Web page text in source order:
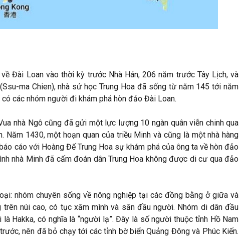
Đài Loan vào thời kỳ trước Nhà Hán, 206 năm trước Tây Lịch, và
ma Chien), nhà sử học Trung Hoa đã sống từ năm 145 tới năm
các nhóm người đi khám phá hòn đảo Đài Loan.
nhà Ngô cũng đã gửi một lực lượng 10 ngàn quân viễn chinh qua
Năm 1430, một hoạn quan của triều Minh và cũng là một nhà hàng
cáo với Hoàng Đế Trung Hoa sự khám phá của ông ta về hòn đảo
nhà Minh đã cấm đoán dân Trung Hoa không được di cư qua đảo
nhóm chuyên sống về nông nghiệp tại các đồng bằng ở giữa và
núi cao, có tục xăm mình và săn đầu người. Nhóm di dân đầu
Hakka, có nghĩa là “người lạ”. Đây là số người thuộc tỉnh Hồ Nam
nên đã bỏ chạy tới các tỉnh bờ biển Quảng Đông và Phúc Kiến.